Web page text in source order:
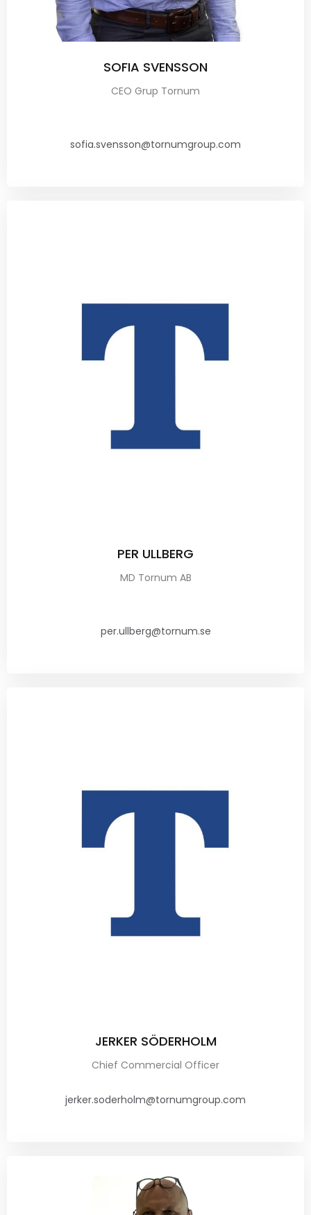
SOFIA SVENSSON
CEO Grup Tornum
sofia.svensson@tornumgroup.com
PER ULLBERG
MD Tornum AB
per.ullberg@tornum.se
JERKER SÖDERHOLM
Chief Commercial Officer
jerker.soderholm@tornumgroup.com